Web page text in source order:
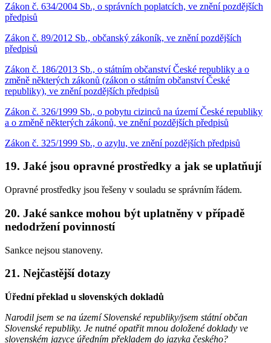
Zákon č. 634/2004 Sb., o správních poplatcích, ve znění pozdějších
předpisů
Zákon č. 89/2012 Sb., občanský zákoník, ve znění pozdějších
předpisů
Zákon č. 186/2013 Sb., o státním občanství České republiky a o
změně některých zákonů (zákon o státním občanství České
republiky), ve znění pozdějších předpisů
Zákon č. 326/1999 Sb., o pobytu cizinců na území České republiky
a o změně některých zákonů, ve znění pozdějších předpisů
Zákon č. 325/1999 Sb., o azylu, ve znění pozdějších předpisů
19. Jaké jsou opravné prostředky a jak se uplatňují
Opravné prostředky jsou řešeny v souladu se správním řádem.
20. Jaké sankce mohou být uplatněny v případě
nedodržení povinností
Sankce nejsou stanoveny.
21. Nejčastější dotazy
Úřední překlad u slovenských dokladů
Narodil jsem se na území Slovenské republiky/jsem státní občan
Slovenské republiky. Je nutné opatřit mnou doložené doklady ve
slovenském jazyce úředním překladem do jazyka českého?